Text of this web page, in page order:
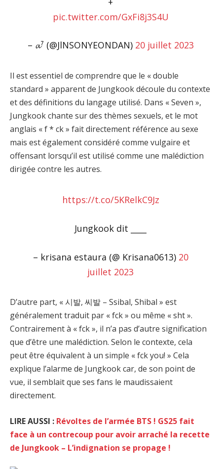
pic.twitter.com/GxFi8j3S4U
– 𝓪⁷ (@JlNSONYEONDAN) 20 juillet 2023
Il est essentiel de comprendre que le « double
standard » apparent de Jungkook découle du contexte
et des définitions du langage utilisé. Dans « Seven »,
Jungkook chante sur des thèmes sexuels, et le mot
anglais « f * ck » fait directement référence au sexe
mais est également considéré comme vulgaire et
offensant lorsqu’il est utilisé comme une malédiction
dirigée contre les autres.
https://t.co/5KRelkC9Jz
Jungkook dit ____
– krisana estaura (@ Krisana0613) 20
juillet 2023
D’autre part, « 시발, 씨발 – Ssibal, Shibal » est
généralement traduit par « fck » ou même « sht ».
Contrairement à « fck », il n’a pas d’autre signification
que d’être une malédiction. Selon le contexte, cela
peut être équivalent à un simple « fck you! » Cela
explique l’alarme de Jungkook car, de son point de
vue, il semblait que ses fans le maudissaient
directement.
LIRE AUSSI : Révoltes de l’armée BTS ! GS25 fait
face à un contrecoup pour avoir arraché la recette
de Jungkook – L’indignation se propage !